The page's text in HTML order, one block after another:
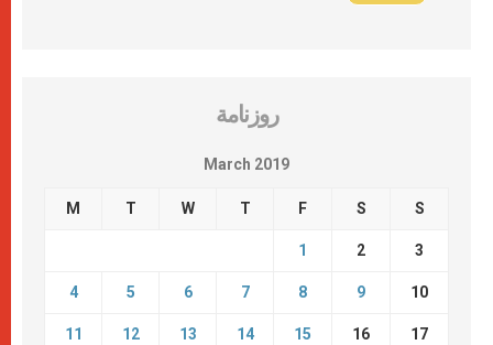
روزنامة
March 2019
M T W T F S S
1 2 3
4 5 6 7 8 9 10
11 12 13 14 15 16 17